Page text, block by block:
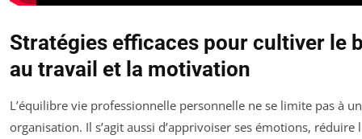
Stratégies efficaces pour cultiver le
au travail et la motivation
L’équilibre vie professionnelle personnelle ne se limite pas à
organisation. Il s’agit aussi d’apprivoiser ses émotions, réduire